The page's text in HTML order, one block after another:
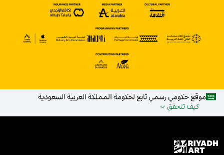
موقع حكومي رسمي تابع لحكومة المملكة العربية السعودية
كيف تتحقق